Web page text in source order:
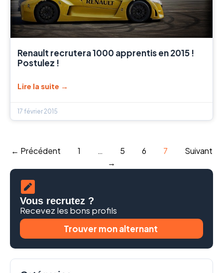
Renault recrutera 1000 apprentis en 2015 !
Postulez !
Lire la suite →
17 février 2015
← Précédent 1 … 5 6 7
Suivant
→
Vous recrutez ?
Recevez les bons profils
Trouver mon alternant